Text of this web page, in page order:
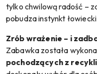
tylko chwilową radość –
pobudza instynkt
Zrób wrażenie – i
Zabawka została
pochodzących z